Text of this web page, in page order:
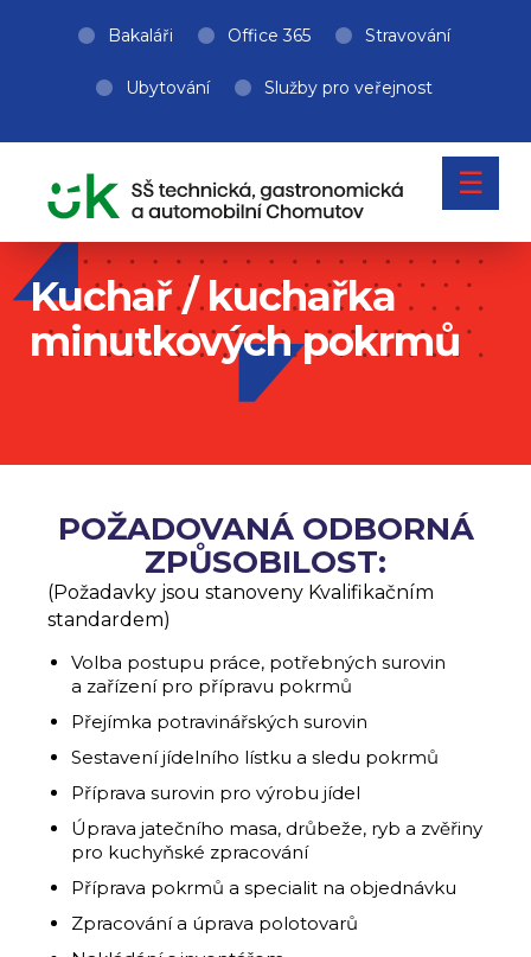
Bakaláři Office 365 Stravování
Ubytování Služby pro veřejnost
☰
Kuchař / kuchařka
minutkových pokrmů
POŽADOVANÁ ODBORNÁ
ZPŮSOBILOST:
(Požadavky jsou stanoveny Kvalifikačním
standardem)
Volba postupu práce, potřebných surovin
a zařízení pro přípravu pokrmů
Přejímka potravinářských surovin
Sestavení jídelního lístku a sledu pokrmů
Příprava surovin pro výrobu jídel
Úprava jatečního masa, drůbeže, ryb a zvěřiny
pro kuchyňské zpracování
Příprava pokrmů a specialit na objednávku
Zpracování a úprava polotovarů